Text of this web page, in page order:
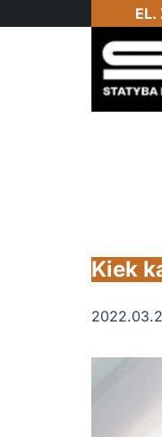
EL.
Kiek